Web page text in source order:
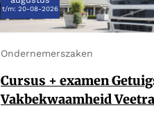
Ondernemerszaken
Cursus + examen
Vakbekwaamheid
t/m: 20-08-2026